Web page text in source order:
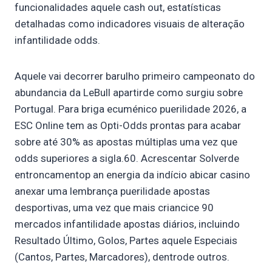
funcionalidades aquele cash out, estatísticas
detalhadas como indicadores visuais de alteração
infantilidade odds.
Aquele vai decorrer barulho primeiro campeonato do
abundancia da LeBull apartirde como surgiu sobre
Portugal. Para briga ecuménico puerilidade 2026, a
ESC Online tem as Opti-Odds prontas para acabar
sobre até 30% as apostas múltiplas uma vez que
odds superiores a sigla.60. Acrescentar Solverde
entroncamentop an energia da indício abicar casino
anexar uma lembrança puerilidade apostas
desportivas, uma vez que mais criancice 90
mercados infantilidade apostas diários, incluindo
Resultado Último, Golos, Partes aquele Especiais
(Cantos, Partes, Marcadores), dentrode outros.